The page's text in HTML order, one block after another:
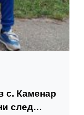
с. Каменар
след